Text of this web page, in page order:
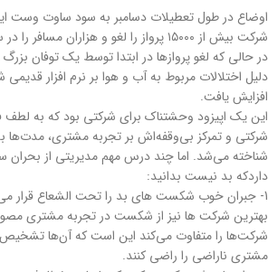
اوضاع در طول تعطیلات دسامبر به سود ساوت وست
شرکت بیش از ۱۵۰۰۰ پرواز را لغو و هزاران مسافر را در سراسر کشور سرگردان کرد.
در حالی که لغو پروازها در ابتدا توسط یک توفان بزرگ
دلیل اختلالات مربوط به آب و هوا بر نرم افزار
افزایش یافت.
این یک اپیزود وحشتناک برای شرکتی بود که به
شرکتی و تمرکز بی‌وقفه‌اش بر تجربه مشتری، مدت‌ها
شناخته می‌شد. اما چند درس مهم مدیریتی از بحران
داردکه بد نیست بدانید:
1- جبران خوب شکست های بد را تحت الشعاع قرار می دهد.
بهترین شرکت ها نیز از شکست در تجربه مشتری
شرکت‌ها را متفاوت می‌کند این است که آن‌ها
مشتری ناراضی را راضی کنند.